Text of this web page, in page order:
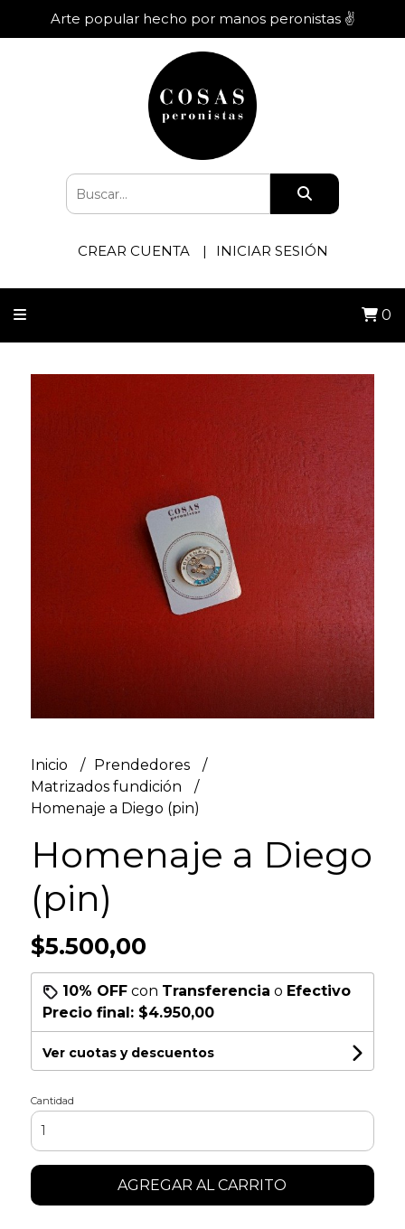
Arte popular hecho por manos peronistas ✌️
CREAR CUENTA INICIAR SESIÓN
0
Inicio
Prendedores
Matrizados fundición
Homenaje a Diego (pin)
Homenaje a Diego
(pin)
$5.500,00
10% OFFcon Transferencia o Efectivo
Precio final: $4.950,00
Ver cuotas y descuentos
Cantidad
AGREGAR AL CARRITO